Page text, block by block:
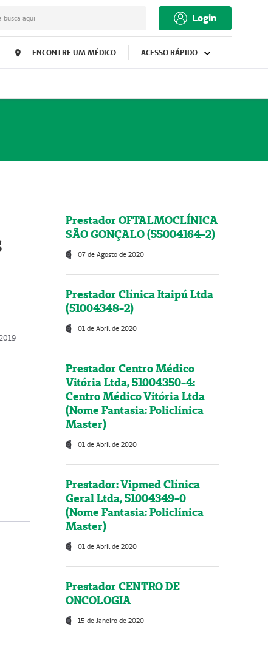
busca aqui Login
ENCONTRE UM MÉDICO ACESSO RÁPIDO
Prestador OFTALMOCLÍNICA
SÃO GONÇALO (55004164-2)
07 de Agosto de 2020
Prestador Clínica Itaipú Ltda
(51004348-2)
01 de Abril de 2020
Prestador Centro Médico
Vitória Ltda, 51004350-4:
Centro Médico Vitória Ltda
(Nome Fantasia: Policlínica
Master)
01 de Abril de 2020
Prestador: Vipmed Clínica
Geral Ltda, 51004349-0
(Nome Fantasia: Policlínica
Master)
01 de Abril de 2020
Prestador CENTRO DE
ONCOLOGIA
15 de Janeiro de 2020